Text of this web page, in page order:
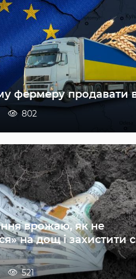
фермеру продавати
802
врожаю, як не
на дощ і захистити
521